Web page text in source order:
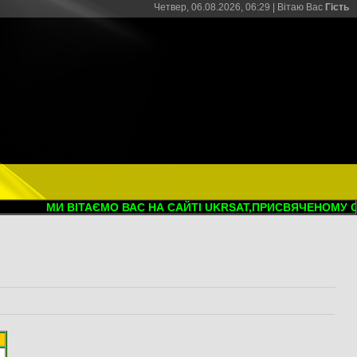
Четвер, 06.08.2026, 06:29 | Вітаю Вас Гість
МИ ВІТАЄМО ВАС НА САЙТІ UKRSAT,ПРИСВЯЧЕНОМУ